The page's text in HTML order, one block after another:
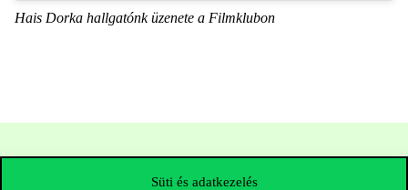
Süti és adatkezelés
Hais Dorka hallgatónk üzenete a Filmklubon